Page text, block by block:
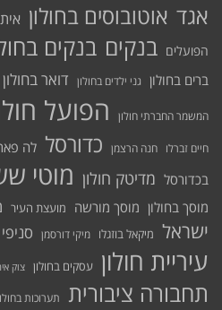
אגד אוטובוסים בחולון
הפועלים בנקים בנקים
ברים בחולון גני ילדים בחולון דואר בחולון
המשמר החברתי חולון הפועל
חיים זברלו חנה הרצמן כדורסל לה
בכדורסל מדיטק חולון מוטי
מוסך בחולון מוסך מורשה מועצת העיר
ישראל מיקאל בוזגלו מיקי דורסמן
עיריית חולון עסקים בחולון צוק
תחבורה ציבורית תערוכות